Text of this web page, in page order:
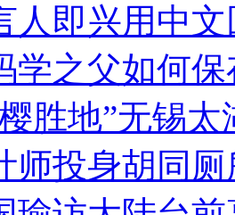
人即兴用中
学之父如何
胜地”无锡
师投身胡同